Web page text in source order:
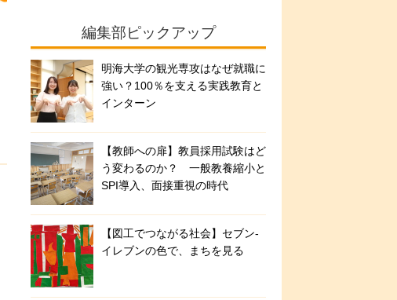
編集部ピックアップ
明海大学の観光専攻はなぜ就職に
強い？100％を支える実践教育と
インターン
【教師への扉】教員採用試験はど
う変わるのか？ 一般教養縮小と
SPI導入、面接重視の時代
【図工でつながる社会】セブン‐
イレブンの色で、まちを見る